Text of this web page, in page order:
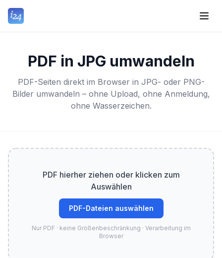
PDF in JPG umwandeln
PDF-Seiten direkt im Browser in JPG- oder PNG-
Bilder umwandeln – ohne Upload, ohne Anmeldung,
ohne Wasserzeichen.
PDF hierher ziehen oder klicken zum
Auswählen
PDF-Dateien auswählen
Nur PDF · keine Größenbeschränkung · Verarbeitung im
Browser